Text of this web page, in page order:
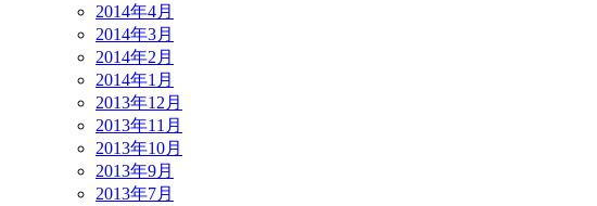
2014年4月
2014年3月
2014年2月
2014年1月
2013年12月
2013年11月
2013年10月
2013年9月
2013年7月